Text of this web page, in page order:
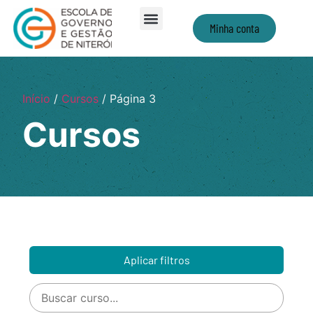
Minha conta
Início/Cursos/ Página 3
Cursos
Aplicar filtros